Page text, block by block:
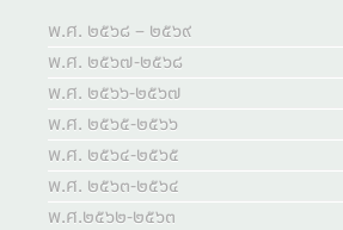
พ.ศ. ๒๕๖๘ – ๒๕๖๙
พ.ศ. ๒๕๖๗-๒๕๖๘
พ.ศ. ๒๕๖๖-๒๕๖๗
พ.ศ. ๒๕๖๕-๒๕๖๖
พ.ศ. ๒๕๖๔-๒๕๖๕
พ.ศ. ๒๕๖๓-๒๕๖๔
พ.ศ.๒๕๖๒-๒๕๖๓